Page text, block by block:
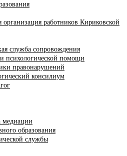
работников Кириковской
служба сопровождения
психологической помощи
правонарушений
консилиум
медиации
образования
службы